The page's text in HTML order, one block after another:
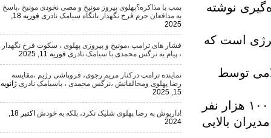
نوشته
است که
پایانی نظام در سراسر کشور جمعیتی کمتر از ۱۰۰ هزار نفر
بالایی
بمب یا مذاکره؟پهلوی پیروز مونیخ و مصی نخودی مونیخ ،پاسخ
به مدافعان حرم فرخ نگهدار بانگاه سیامک نادری
فوریه 18,
فشار های ترامپ ،مونیخ و پیروزی پهلوی ، سکوت فرخ نگهدار
، پیام به نرگس محمدی با سیامک نادری فوریه 11, 2025
نماینده ترامپ درکنار مریم رجوی، فروپاشی رژیم ،مقایسه
رضا پهلوی ومخالفانش ،نرگس محمدی ، باسیامک نادری ژانویه
!داریوش به رضا پهلوی شلیک نکرد، بلکه به خودش
اکتبر 18,
2024